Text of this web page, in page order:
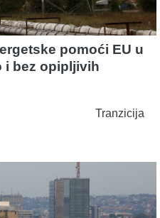
pomoći EU u
i bez opipljivih
Tranzicija